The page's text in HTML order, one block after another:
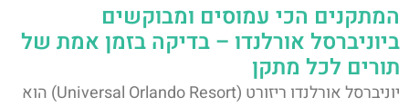
המתקנים הכי עמוסים ומבוקשים
ביוניברסל אורלנדו – בדיקה בזמן אמת של
תורים לכל מתקן
יוניברסל אורלנדו ריזורט (Universal Orlando Resort) הוא